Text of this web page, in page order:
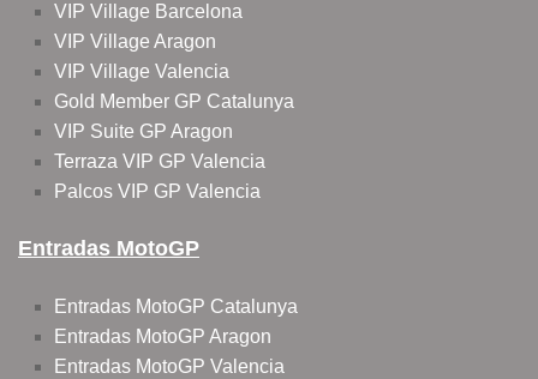
VIP Village Barcelona
VIP Village Aragon
VIP Village Valencia
Gold Member GP Catalunya
VIP Suite GP Aragon
Terraza VIP GP Valencia
Palcos VIP GP Valencia
Entradas MotoGP
Entradas MotoGP Catalunya
Entradas MotoGP Aragon
Entradas MotoGP Valencia